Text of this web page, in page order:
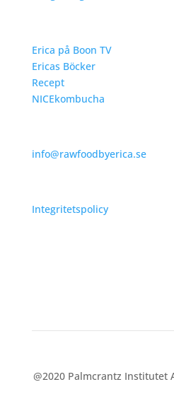
Erica på Boon TV
Ericas Böcker
Recept
NICEkombucha
info@rawfoodbyerica.se
Integritetspolicy
@2020 Palmcrantz Institutet